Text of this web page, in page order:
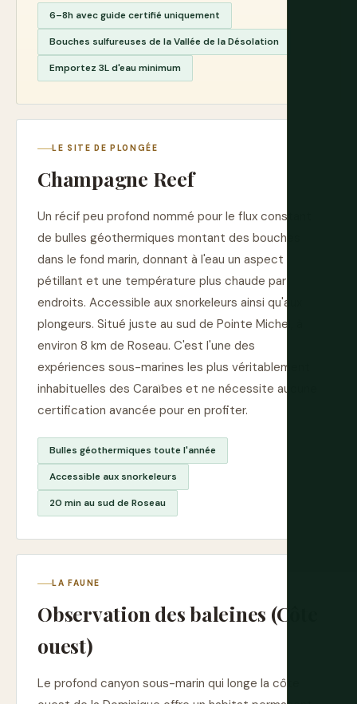
6–8h avec guide certifié uniquement
Bouches sulfureuses de la Vallée de la Désolation
Emportez 3L d'eau minimum
LE SITE DE PLONGÉE
Champagne Reef
Un récif peu profond nommé pour le flux constant
de bulles géothermiques montant des bouches
dans le fond marin, donnant à l'eau un aspect
pétillant et une température plus chaude par
endroits. Accessible aux snorkeleurs ainsi qu'aux
plongeurs. Situé juste au sud de Pointe Michel, à
environ 8 km de Roseau. C'est l'une des
expériences sous-marines les plus véritablement
inhabituelles des Caraïbes et ne nécessite aucune
certification avancée pour en profiter.
Bulles géothermiques toute l'année
Accessible aux snorkeleurs
20 min au sud de Roseau
LA FAUNE
Observation des baleines (Côte
ouest)
Le profond canyon sous-marin qui longe la côte